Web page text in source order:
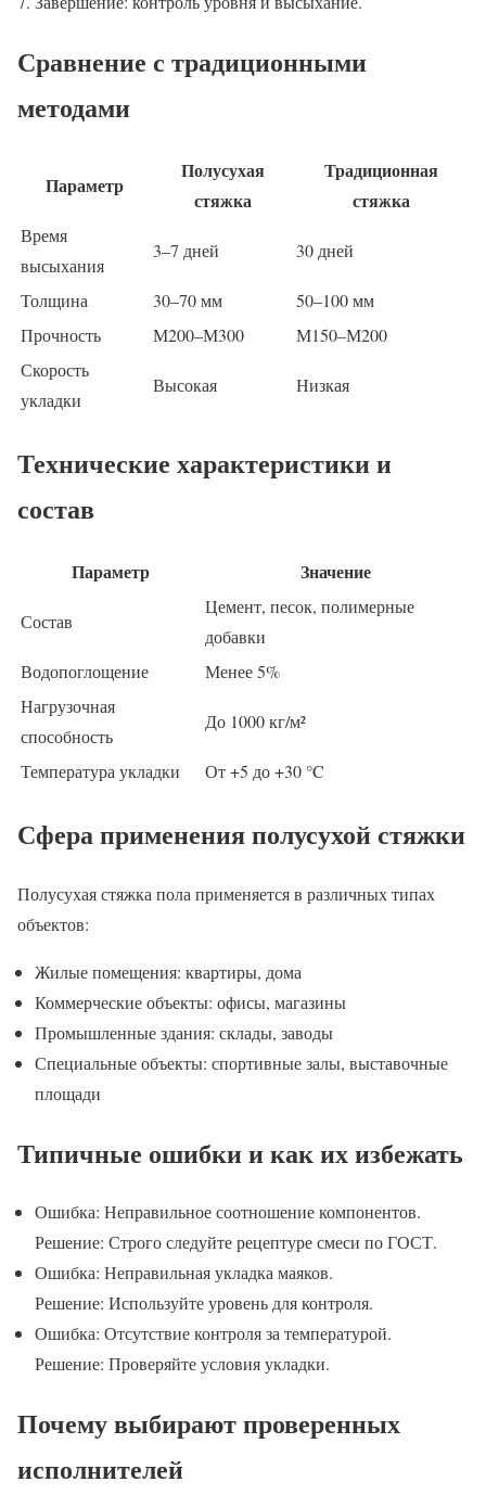
Сравнение с традиционными
методами
Параметр
Полусухая
стяжка
Традиционная
стяжка
Время
высыхания
3–7 дней 30 дней
Толщина 30–70 мм
50–100 мм
Прочность
М200–М300
М150–М200
Скорость
укладки
Высокая Низкая
Технические характеристики и
состав
Параметр Значение
Состав
Цемент, песок, полимерные
добавки
Водопоглощение
Менее 5%
Нагрузочная
способность
До 1000 кг/м²
Температура укладки От +5 до +30 °C
Сфера применения полусухой стяжки
Полусухая стяжка пола применяется в различных типах
объектов:
Жилые помещения: квартиры, дома
Коммерческие объекты: офисы, магазины
Промышленные здания: склады, заводы
Специальные объекты: спортивные залы, выставочные
площади
Типичные ошибки и как их избежать
Ошибка: Неправильное соотношение компонентов.
Решение: Строго следуйте рецептуре смеси по ГОСТ.
Ошибка: Неправильная укладка маяков.
Решение: Используйте уровень для контроля.
Ошибка: Отсутствие контроля за температурой.
Решение: Проверяйте условия укладки.
Почему выбирают проверенных
исполнителей